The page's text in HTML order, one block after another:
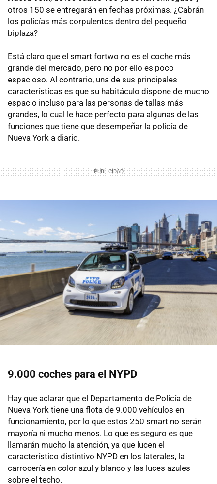
otros 150 se entregarán en fechas próximas. ¿Cabrán
los policías más corpulentos dentro del pequeño
biplaza?
Está claro que el smart fortwo no es el coche más
grande del mercado, pero no por ello es poco
espacioso. Al contrario, una de sus principales
características es que su habitáculo dispone de mucho
espacio incluso para las personas de tallas más
grandes, lo cual le hace perfecto para algunas de las
funciones que tiene que desempeñar la policía de
Nueva York a diario.
9.000 coches para el NYPD
Hay que aclarar que el Departamento de Policía de
Nueva York tiene una flota de 9.000 vehículos en
funcionamiento, por lo que estos 250 smart no serán
mayoría ni mucho menos. Lo que es seguro es que
llamarán mucho la atención, ya que lucen el
característico distintivo NYPD en los laterales, la
carrocería en color azul y blanco y las luces azules
sobre el techo.